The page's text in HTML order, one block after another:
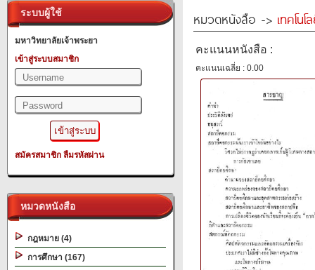
ระบบผู้ใช้
มหาวิทยาลัยเจ้าพระยา
เข้าสู่ระบบสมาชิก
สมัครสมาชิก ลืมรหัสผ่าน
หมวดหนังสือ
กฎหมาย (4)
การศึกษา (167)
หมวดหนังสือ -> เทคโน
คะแนนหนังสือ :
คะแนนเฉลี่ย : 0.00